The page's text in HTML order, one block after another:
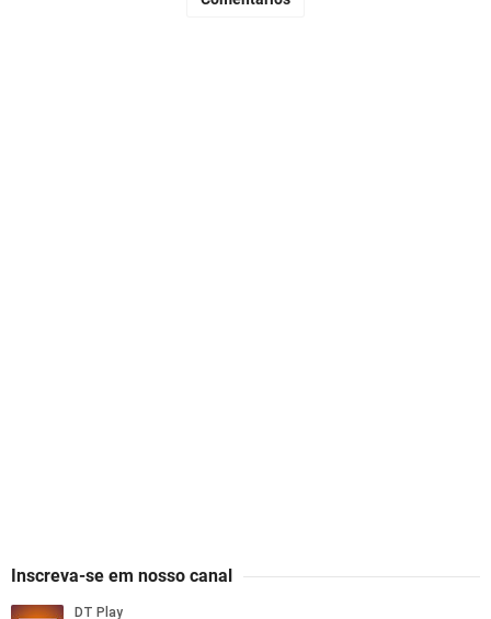
Inscreva-se em nosso canal